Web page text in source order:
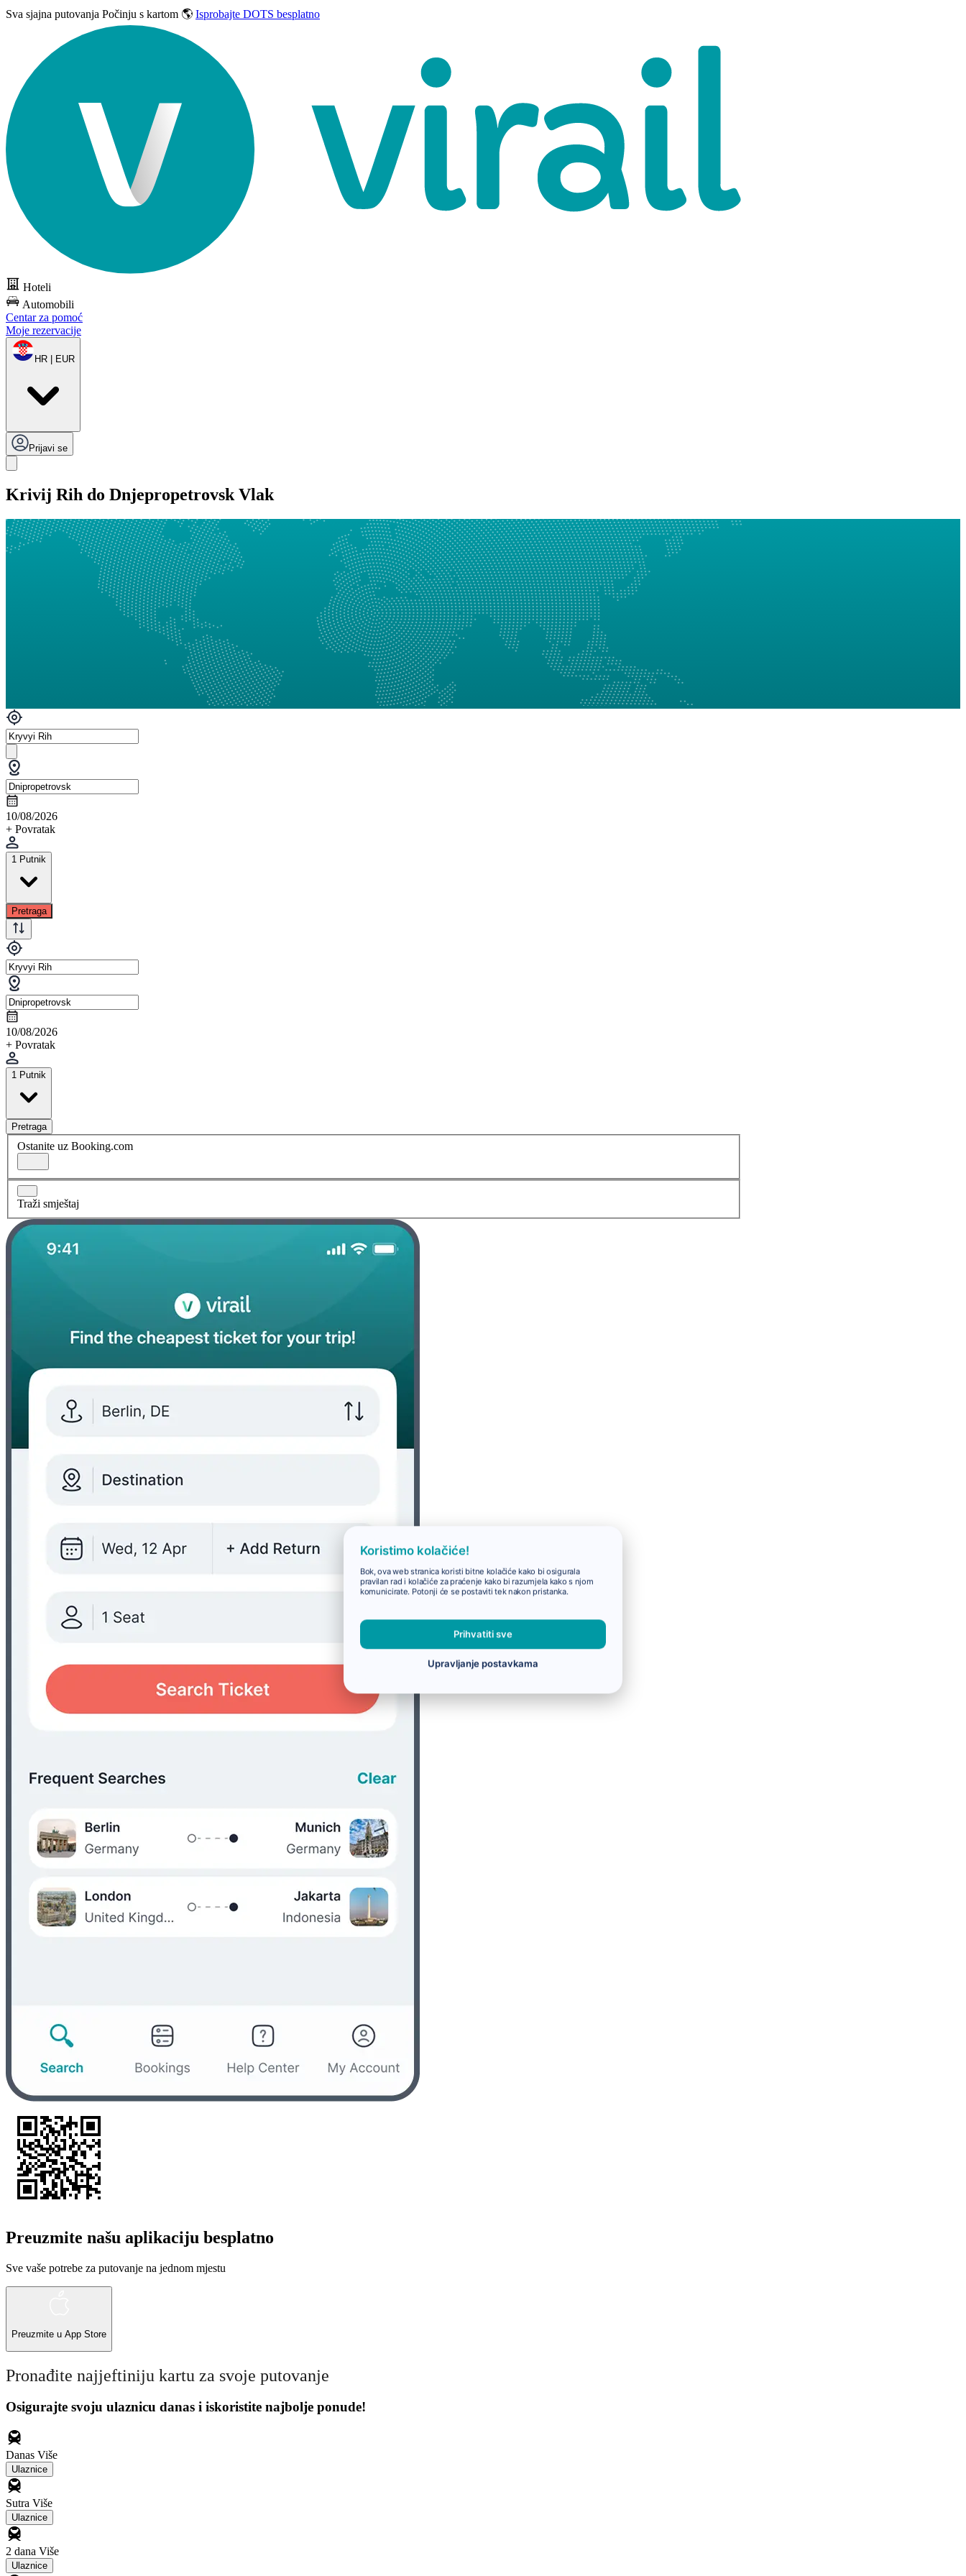
Sva sjajna putovanja Počinju s kartom 🌎 Isprobajte DOTS besplatno
Hoteli
Automobili
Centar za pomoć
Moje rezervacije
HR | EUR
Prijavi se
Krivij Rih do Dnjepropetrovsk Vlak
10/08/2026
+ Povratak
1 Putnik
Pretraga
10/08/2026
+ Povratak
1 Putnik
Pretraga
Ostanite uz Booking.com
Traži smještaj
Preuzmite našu aplikaciju besplatno
Sve vaše potrebe za putovanje na jednom mjestu
Preuzmite u App Store
Pronađite najjeftiniju kartu za svoje putovanje
Osigurajte svoju ulaznicu danas i iskoristite najbolje ponude!
Danas Više
Ulaznice
Sutra Više
Ulaznice
2 dana Više
Ulaznice
Koristimo kolačiće!
Bok, ova web stranica koristi bitne kolačiće kako bi osigurala
pravilan rad i kolačiće za praćenje kako bi razumjela kako s njom
komunicirate. Potonji će se postaviti tek nakon pristanka.
Prihvatiti sve
Upravljanje postavkama